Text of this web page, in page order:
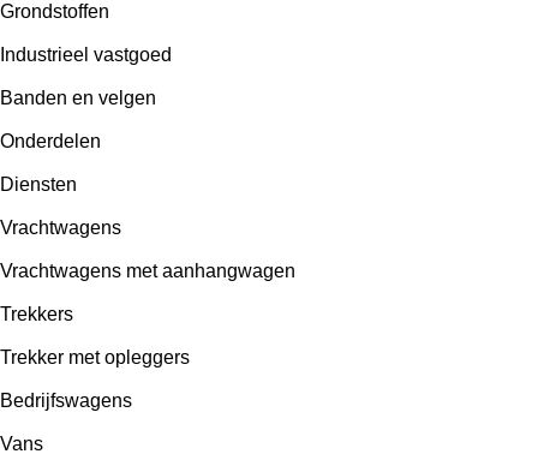
Grondstoffen
Industrieel vastgoed
Banden en velgen
Onderdelen
Diensten
Vrachtwagens
Vrachtwagens met aanhangwagen
Trekkers
Trekker met opleggers
Bedrijfswagens
Vans